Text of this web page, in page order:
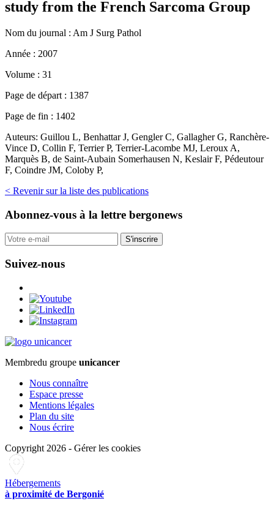
study from the French Sarcoma Group
Nom du journal : Am J Surg Pathol
Année : 2007
Volume : 31
Page de départ : 1387
Page de fin : 1402
Auteurs: Guillou L, Benhattar J, Gengler C, Gallagher G, Ranchère-
Vince D, Collin F, Terrier P, Terrier-Lacombe MJ, Leroux A,
Marquès B, de Saint-Aubain Somerhausen N, Keslair F, Pédeutour
F, Coindre JM, Coloby P,
< Revenir sur la liste des publications
Abonnez-vous à la lettre bergonews
S'inscrire
Suivez-nous
Membredu groupe unicancer
Nous connaître
Espace presse
Mentions légales
Plan du site
Nous écrire
Copyright 2026 - Gérer les cookies
Hébergements
à proximité de Bergonié